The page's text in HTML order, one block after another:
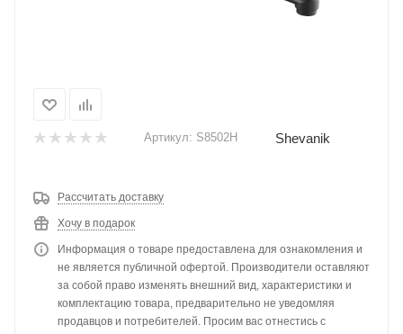
Артикул: S8502H Shevanik
Рассчитать доставку
Хочу в подарок
Информация о товаре предоставлена для ознакомления и
не является публичной офертой. Производители оставляют
за собой право изменять внешний вид, характеристики и
комплектацию товара, предварительно не уведомляя
продавцов и потребителей. Просим вас отнестись с